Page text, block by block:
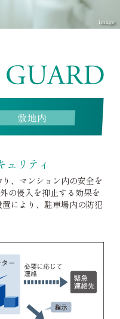
image
リティ
、マンション内の安全を
の侵入を抑止する効果を
により、駐車場内の防犯